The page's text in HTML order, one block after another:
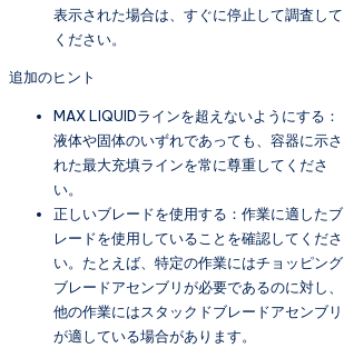
表示された場合は、すぐに停止して調査して
ください。
追加のヒント
MAX LIQUIDラインを超えないようにする：
液体や固体のいずれであっても、容器に示さ
れた最大充填ラインを常に尊重してくださ
い。
正しいブレードを使用する：作業に適したブ
レードを使用していることを確認してくださ
い。たとえば、特定の作業にはチョッピング
ブレードアセンブリが必要であるのに対し、
他の作業にはスタックドブレードアセンブリ
が適している場合があります。